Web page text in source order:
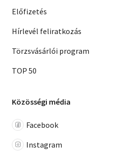
Előfizetés
Hírlevél feliratkozás
Törzsvásárlói program
TOP 50
Közösségi média
Facebook
Instagram